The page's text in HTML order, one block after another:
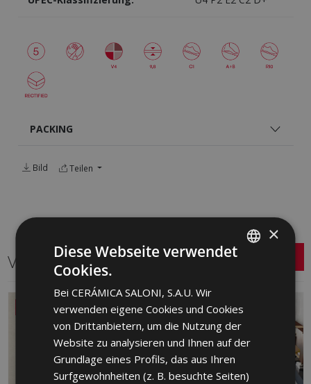
PACKING
Bild Teilen
Verwandte Serien
GERMAN
PORTUGUESE
×
Diese Webseite verwendet
Cookies.
Bei CERÁMICA SALONI, S.A.U. Wir
verwenden eigene Cookies und Cookies
von Drittanbietern, um die Nutzung der
Website zu analysieren und Ihnen auf der
Grundlage eines Profils, das aus Ihren
Surfgewohnheiten (z. B. besuchte Seiten)